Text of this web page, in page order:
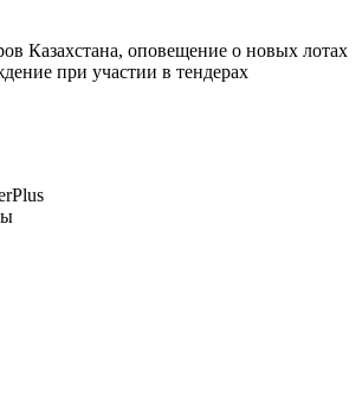
Казахстана, оповещение о новых лотах
при участии в тендерах